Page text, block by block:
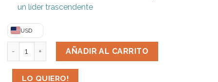
un líder trascendente
USD
Modulo 5 : Los tres focos de sentido y dirección de un
AÑADIR AL CARRITO
LO QUIERO!